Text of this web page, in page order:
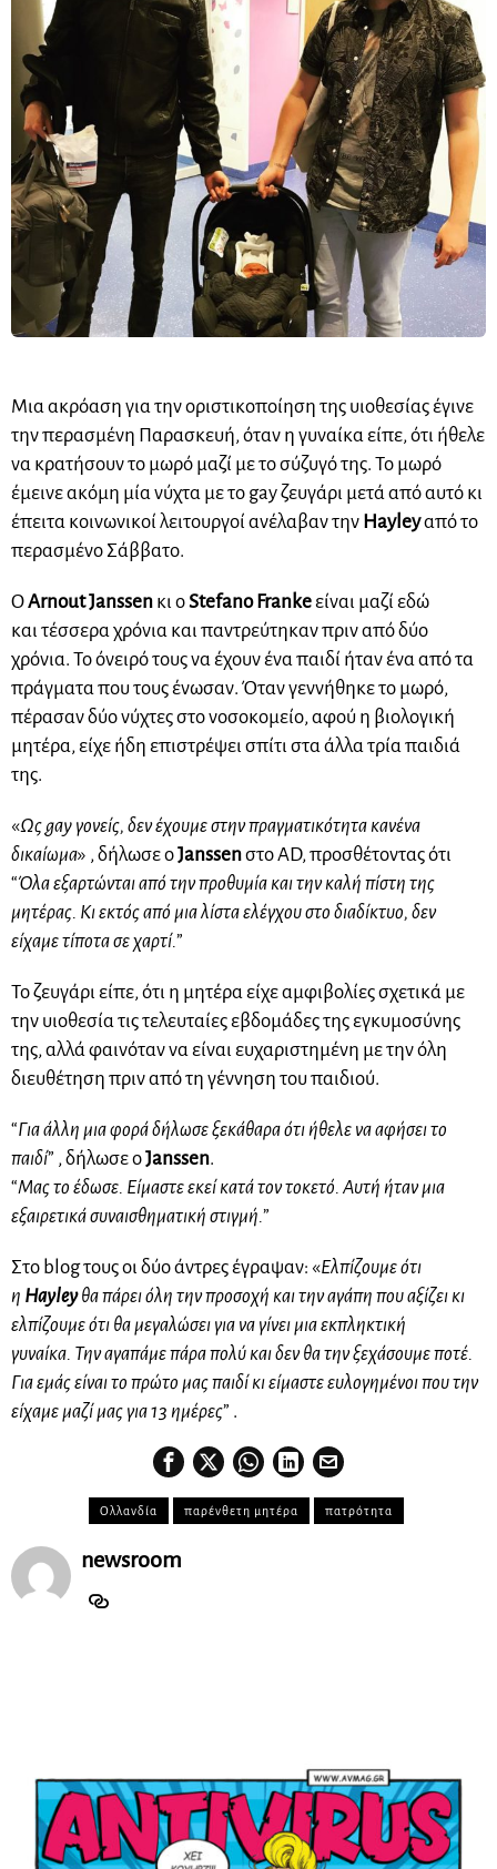
Μια ακρόαση για την οριστικοποίηση της υιοθεσίας έγινε
την περασμένη Παρασκευή, όταν η γυναίκα είπε, ότι ήθελε
να κρατήσουν το μωρό μαζί με το σύζυγό της. Το μωρό
έμεινε ακόμη μία νύχτα με το gay ζευγάρι μετά από αυτό κι
έπειτα κοινωνικοί λειτουργοί ανέλαβαν την Hayleyαπό το
περασμένο Σάββατο.
ΟArnout Janssen κι οStefano Frankeείναι μαζί εδώ
και τέσσερα χρόνια και παντρεύτηκαν πριν από δύο
χρόνια. Το όνειρό τους να έχουν ένα παιδί ήταν ένα από τα
πράγματα που τους ένωσαν. Όταν γεννήθηκε το μωρό,
πέρασαν δύο νύχτες στο νοσοκομείο, αφού η βιολογική
μητέρα, είχε ήδη επιστρέψει σπίτι στα άλλα τρία παιδιά
της.
«Ως gay γονείς, δεν έχουμε στην πραγματικότητα κανένα
δικαίωμα» , δήλωσε οJanssenστο AD, προσθέτοντας ότι
“Όλα εξαρτώνται από την προθυμία και την καλή πίστη της
μητέρας. Κι εκτός από μια λίστα ελέγχου στο διαδίκτυο, δεν
είχαμε τίποτα σε χαρτί.”
Το ζευγάρι είπε, ότι η μητέρα είχε αμφιβολίες σχετικά με
την υιοθεσία τις τελευταίες εβδομάδες της εγκυμοσύνης
της, αλλά φαινόταν να είναι ευχαριστημένη με την όλη
διευθέτηση πριν από τη γέννηση του παιδιού.
“Για άλλη μια φορά δήλωσε ξεκάθαρα ότι ήθελε να αφήσει το
παιδί” , δήλωσε οJanssen.
“Μας το έδωσε. Είμαστε εκεί κατά τον τοκετό. Αυτή ήταν μια
εξαιρετικά συναισθηματική στιγμή.”
Στο blog τους οι δύο άντρες έγραψαν: «Ελπίζουμε ότι
η Hayleyθα πάρει όλη την προσοχή και την αγάπη που αξίζει κι
ελπίζουμε ότι θα μεγαλώσει για να γίνει μια εκπληκτική
γυναίκα. Την αγαπάμε πάρα πολύ και δεν θα την ξεχάσουμε ποτέ.
Για εμάς είναι το πρώτο μας παιδί κι είμαστε ευλογημένοι που την
είχαμε μαζί μας για 13 ημέρες” .
Ολλανδία παρένθετη μητέρα πατρότητα
newsroom